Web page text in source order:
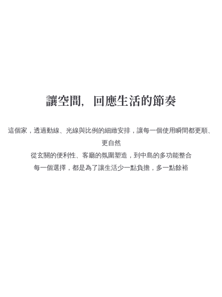
讓空間，回應生活的節奏
這個家，透過動線、光線與比例的細緻安排，讓每一個使用瞬間都更順、
更自然
從玄關的便利性、客廳的氛圍塑造，到中島的多功能整合
每一個選擇，都是為了讓生活少一點負擔，多一點餘裕